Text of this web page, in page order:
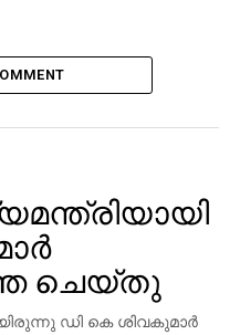
ചെയ്തു
ഡി കെ ശിവകുമാര്‍